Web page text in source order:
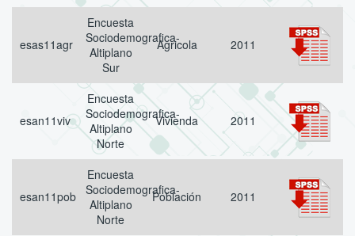
esas11agr
Encuesta
Sociodemografica-
Altiplano
Sur
Agricola 2011
esan11viv
Encuesta
Sociodemografica-
Altiplano
Norte
Vivienda 2011
esan11pob
Encuesta
Sociodemografica-
Altiplano
Norte
Población 2011